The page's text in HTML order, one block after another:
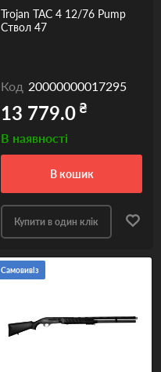
Trojan TAC 4 12/76 Pump
Ствол 47
Код 20000000017295
13 779.0₴
В наявності
в кошик
Купити в один клік
Самовивіз